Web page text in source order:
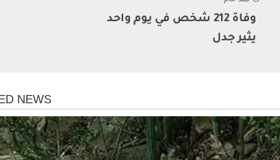
وفاة 212 شخص في يوم واحد
يثير جدل